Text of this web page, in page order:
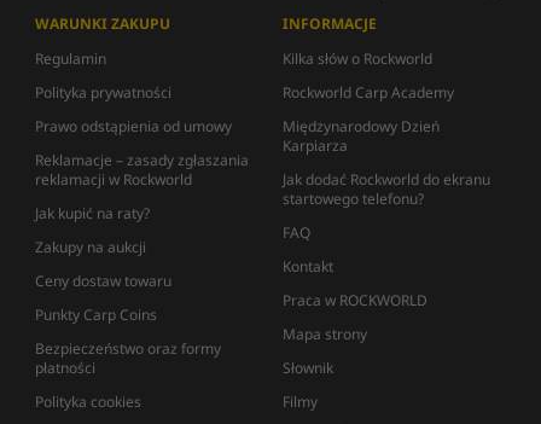
WARUNKI ZAKUPU
Regulamin
Polityka prywatności
Prawo odstąpienia od umowy
Reklamacje – zasady zgłaszania
reklamacji w Rockworld
Jak kupić na raty?
Zakupy na aukcji
Ceny dostaw towaru
Punkty Carp Coins
Bezpieczeństwo oraz formy
płatności
Polityka cookies
INFORMACJE
Kilka słów o Rockworld
Rockworld Carp Academy
Międzynarodowy Dzień
Karpiarza
Jak dodać Rockworld do ekranu
startowego telefonu?
FAQ
Kontakt
Praca w ROCKWORLD
Mapa strony
Słownik
Filmy